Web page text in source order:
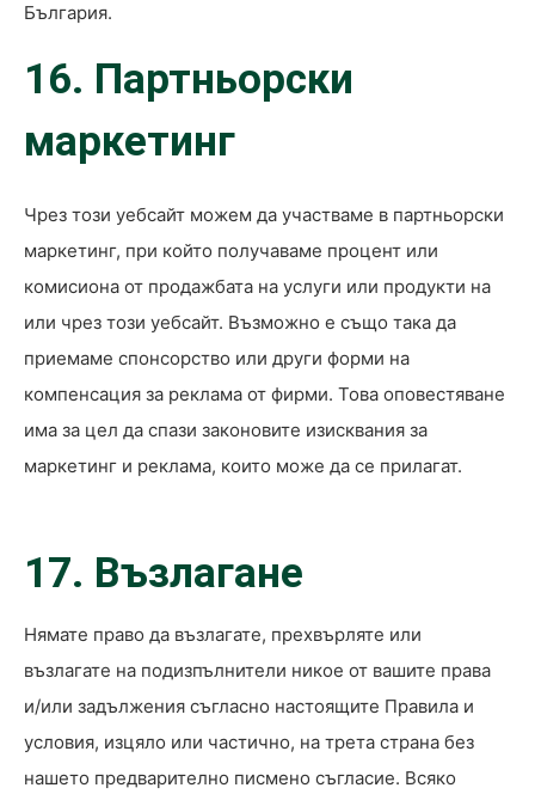
България.
16. Партньорски
маркетинг
Чрез този уебсайт можем да участваме в партньорски
маркетинг, при който получаваме процент или
комисиона от продажбата на услуги или продукти на
или чрез този уебсайт. Възможно е също така да
приемаме спонсорство или други форми на
компенсация за реклама от фирми. Това оповестяване
има за цел да спази законовите изисквания за
маркетинг и реклама, които може да се прилагат.
17. Възлагане
Нямате право да възлагате, прехвърляте или
възлагате на подизпълнители никое от вашите права
и/или задължения съгласно настоящите Правила и
условия, изцяло или частично, на трета страна без
нашето предварително писмено съгласие. Всяко